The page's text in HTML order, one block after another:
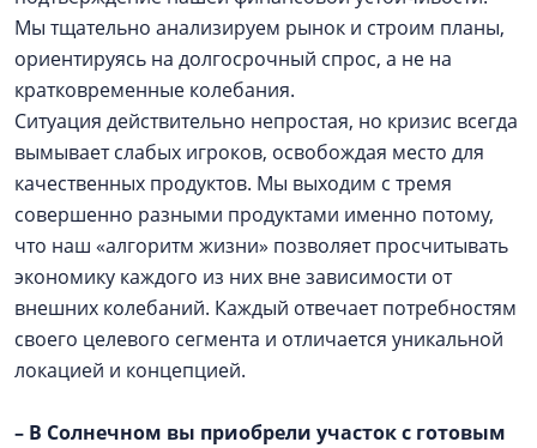
Мы тщательно анализируем рынок и строим планы,
ориентируясь на долгосрочный спрос, а не на
кратковременные колебания.
Ситуация действительно непростая, но кризис всегда
вымывает слабых игроков, освобождая место для
качественных продуктов. Мы выходим с тремя
совершенно разными продуктами именно потому,
что наш «алгоритм жизни» позволяет просчитывать
экономику каждого из них вне зависимости от
внешних колебаний. Каждый отвечает потребностям
своего целевого сегмента и отличается уникальной
локацией и концепцией.
– В Солнечном вы приобрели участок с готовым